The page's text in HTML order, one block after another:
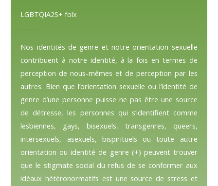
LGBTQIA2S+ folx
Nos identités de genre et notre orientation sexuelle
contribuent à notre identité, à la fois en termes de
perception de nous-mêmes et de perception par les
autres. Bien que l’orientation sexuelle ou l’identité de
genre d’une personne puisse ne pas être une source
de détresse, les personnes qui s’identifient comme
lesbiennes, gays, bisexuels, transgenres, queers,
intersexuels, asexuels, bispirituels ou toute autre
orientation ou identité de genre (+) peuvent trouver
que le stigmate social du refus de se conformer aux
idéaux hétéronormatifs est une source de stress et